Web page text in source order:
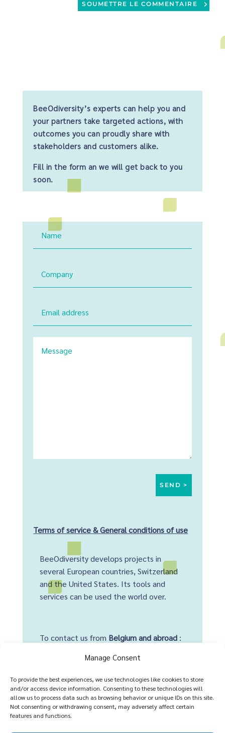
Manage Consent
To provide the best experiences, we use technologies like cookies to store
and/or access device information. Consenting to these technologies will
allow us to process data such as browsing behavior or unique IDs on this site.
Not consenting or withdrawing consent, may adversely affect certain
features and functions.
SOUMETTRE LE COMMENTAIRE
BeeOdiversity’s experts can help you and
your partners take targeted actions, with
outcomes you can proudly share with
stakeholders and customers alike.
Fill in the form an we will get back to you
soon.
Terms of service & General conditions of use
BeeOdiversity develops projects in
several European countries, Switzerland
and the United States. Its tools and
services can be used the world over.
To contact us from Belgium and abroad:
Avenue Arnaud Fraiteur 15-23
1050 Brussels, Belgium